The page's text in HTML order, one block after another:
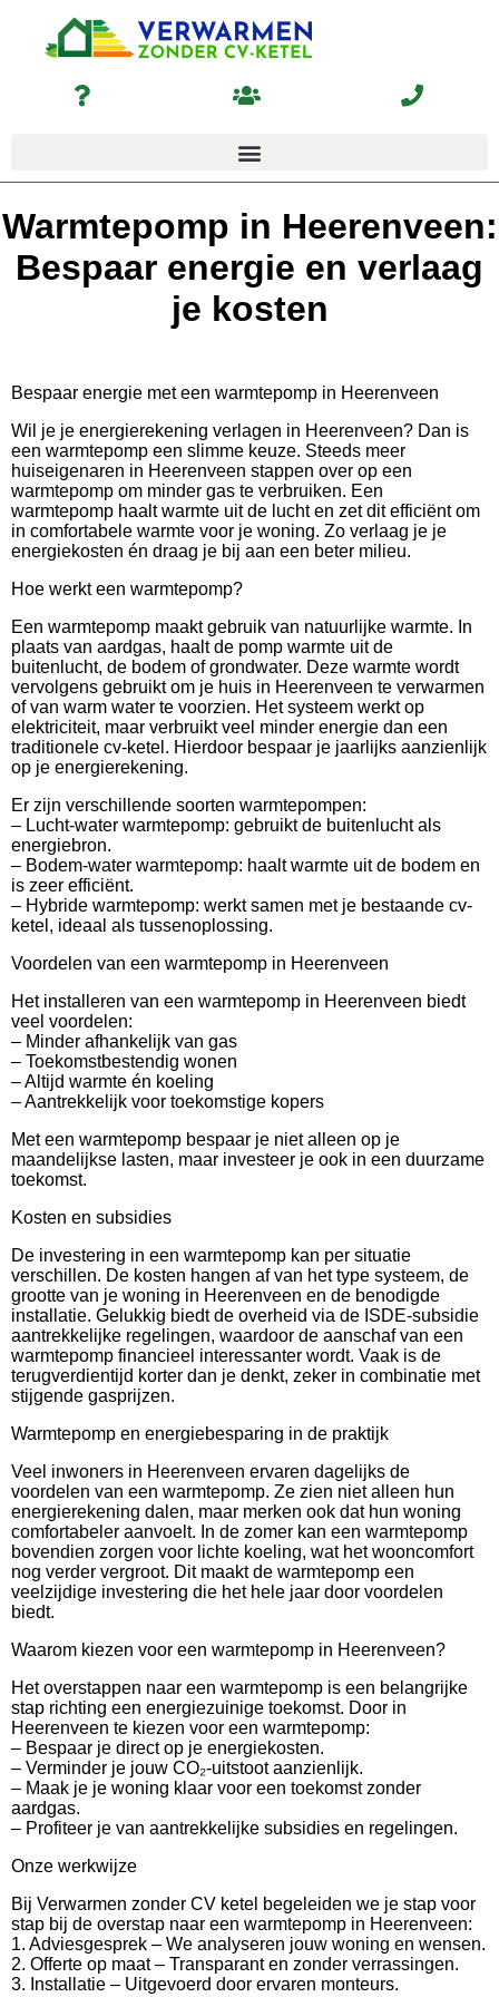
Warmtepomp in Heerenveen:
Bespaar energie en verlaag
je kosten
Bespaar energie met een warmtepomp in Heerenveen
Wil je je energierekening verlagen in Heerenveen? Dan is
een warmtepomp een slimme keuze. Steeds meer
huiseigenaren in Heerenveen stappen over op een
warmtepomp om minder gas te verbruiken. Een
warmtepomp haalt warmte uit de lucht en zet dit efficiënt om
in comfortabele warmte voor je woning. Zo verlaag je je
energiekosten én draag je bij aan een beter milieu.
Hoe werkt een warmtepomp?
Een warmtepomp maakt gebruik van natuurlijke warmte. In
plaats van aardgas, haalt de pomp warmte uit de
buitenlucht, de bodem of grondwater. Deze warmte wordt
vervolgens gebruikt om je huis in Heerenveen te verwarmen
of van warm water te voorzien. Het systeem werkt op
elektriciteit, maar verbruikt veel minder energie dan een
traditionele cv-ketel. Hierdoor bespaar je jaarlijks aanzienlijk
op je energierekening.
Er zijn verschillende soorten warmtepompen:
– Lucht-water warmtepomp: gebruikt de buitenlucht als
energiebron.
– Bodem-water warmtepomp: haalt warmte uit de bodem en
is zeer efficiënt.
– Hybride warmtepomp: werkt samen met je bestaande cv-
ketel, ideaal als tussenoplossing.
Voordelen van een warmtepomp in Heerenveen
Het installeren van een warmtepomp in Heerenveen biedt
veel voordelen:
– Minder afhankelijk van gas
– Toekomstbestendig wonen
– Altijd warmte én koeling
– Aantrekkelijk voor toekomstige kopers
Met een warmtepomp bespaar je niet alleen op je
maandelijkse lasten, maar investeer je ook in een duurzame
toekomst.
Kosten en subsidies
De investering in een warmtepomp kan per situatie
verschillen. De kosten hangen af van het type systeem, de
grootte van je woning in Heerenveen en de benodigde
installatie. Gelukkig biedt de overheid via de ISDE-subsidie
aantrekkelijke regelingen, waardoor de aanschaf van een
warmtepomp financieel interessanter wordt. Vaak is de
terugverdientijd korter dan je denkt, zeker in combinatie met
stijgende gasprijzen.
Warmtepomp en energiebesparing in de praktijk
Veel inwoners in Heerenveen ervaren dagelijks de
voordelen van een warmtepomp. Ze zien niet alleen hun
energierekening dalen, maar merken ook dat hun woning
comfortabeler aanvoelt. In de zomer kan een warmtepomp
bovendien zorgen voor lichte koeling, wat het wooncomfort
nog verder vergroot. Dit maakt de warmtepomp een
veelzijdige investering die het hele jaar door voordelen
biedt.
Waarom kiezen voor een warmtepomp in Heerenveen?
Het overstappen naar een warmtepomp is een belangrijke
stap richting een energiezuinige toekomst. Door in
Heerenveen te kiezen voor een warmtepomp:
– Bespaar je direct op je energiekosten.
– Verminder je jouw CO₂-uitstoot aanzienlijk.
– Maak je je woning klaar voor een toekomst zonder
aardgas.
– Profiteer je van aantrekkelijke subsidies en regelingen.
Onze werkwijze
Bij Verwarmen zonder CV ketel begeleiden we je stap voor
stap bij de overstap naar een warmtepomp in Heerenveen:
1. Adviesgesprek – We analyseren jouw woning en wensen.
2. Offerte op maat – Transparant en zonder verrassingen.
3. Installatie – Uitgevoerd door ervaren monteurs.